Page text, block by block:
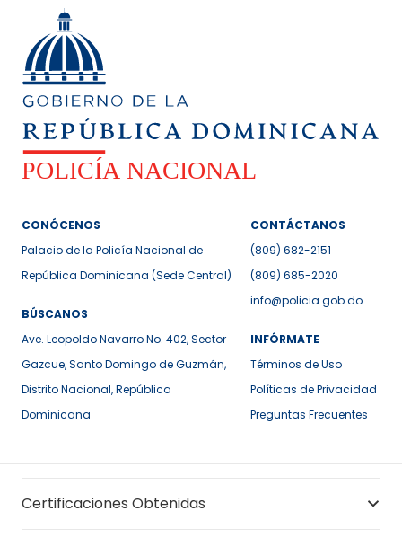
CONÓCENOS
Palacio de la Policía Nacional de
República Dominicana (Sede Central)
BÚSCANOS
Ave. Leopoldo Navarro No. 402, Sector
Gazcue, Santo Domingo de Guzmán,
Distrito Nacional, República
Dominicana
CONTÁCTANOS
(809) 682-2151
(809) 685-2020
info@policia.gob.do
INFÓRMATE
Términos de Uso
Políticas de Privacidad
Preguntas Frecuentes
Certificaciones Obtenidas